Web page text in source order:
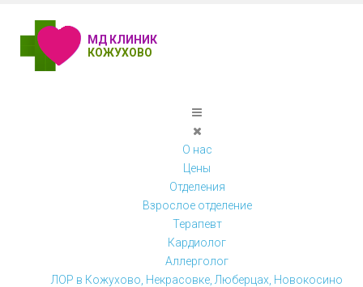
МД КЛИНИК
КОЖУХОВО
О нас
Цены
Отделения
Взрослое отделение
Терапевт
Кардиолог
Аллерголог
ЛОР в Кожухово, Некрасовке, Люберцах, Новокосино